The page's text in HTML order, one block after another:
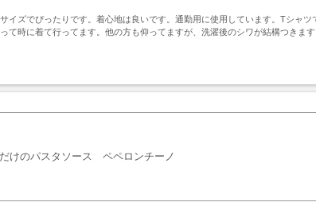
イズでぴったりです。着心地は良いです。通勤用に使用しています。Tシャツ
て時に着て行ってます。他の方も仰ってますが、洗濯後のシワが結構つきます
けのパスタソース ペペロンチーノ